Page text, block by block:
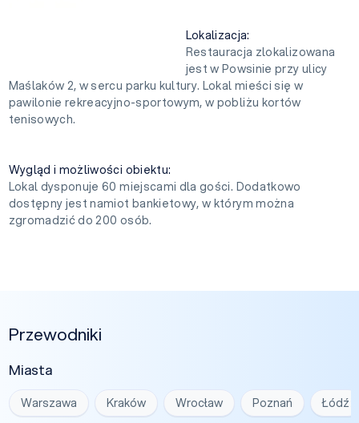
Lokalizacja:
Restauracja zlokalizowana
jest w Powsinie przy ulicy
Maślaków 2, w sercu parku kultury. Lokal mieści się w
pawilonie rekreacyjno-sportowym, w pobliżu kortów
tenisowych.
Wygląd i możliwości obiektu:
Lokal dysponuje 60 miejscami dla gości. Dodatkowo
dostępny jest namiot bankietowy, w którym można
zgromadzić do 200 osób.
Przewodniki
Miasta
Warszawa Kraków Wrocław Poznań Łódź